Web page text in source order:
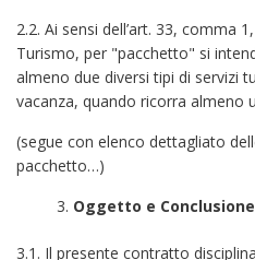
2.2. Ai sensi dell’art. 33, comma
Turismo, per "pacchetto" si
almeno due diversi tipi di servizi
vacanza, quando ricorra almeno
(segue con elenco dettagliato
pacchetto…)
Oggetto e
3.1. Il presente contratto